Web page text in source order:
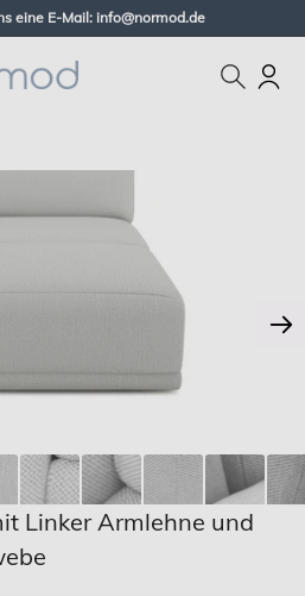
eine E-Mail: info@normod.de